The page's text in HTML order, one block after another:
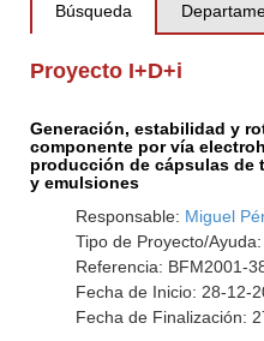
Búsqueda
Proyecto I+D+i
Generación, estabilidad y
componente por vía
producción de cápsulas de
y emulsiones
Responsable: Miguel
Tipo de Proyecto/
Referencia: BFM2001-
Fecha de Inicio: 28-12-
Fecha de Finalización: